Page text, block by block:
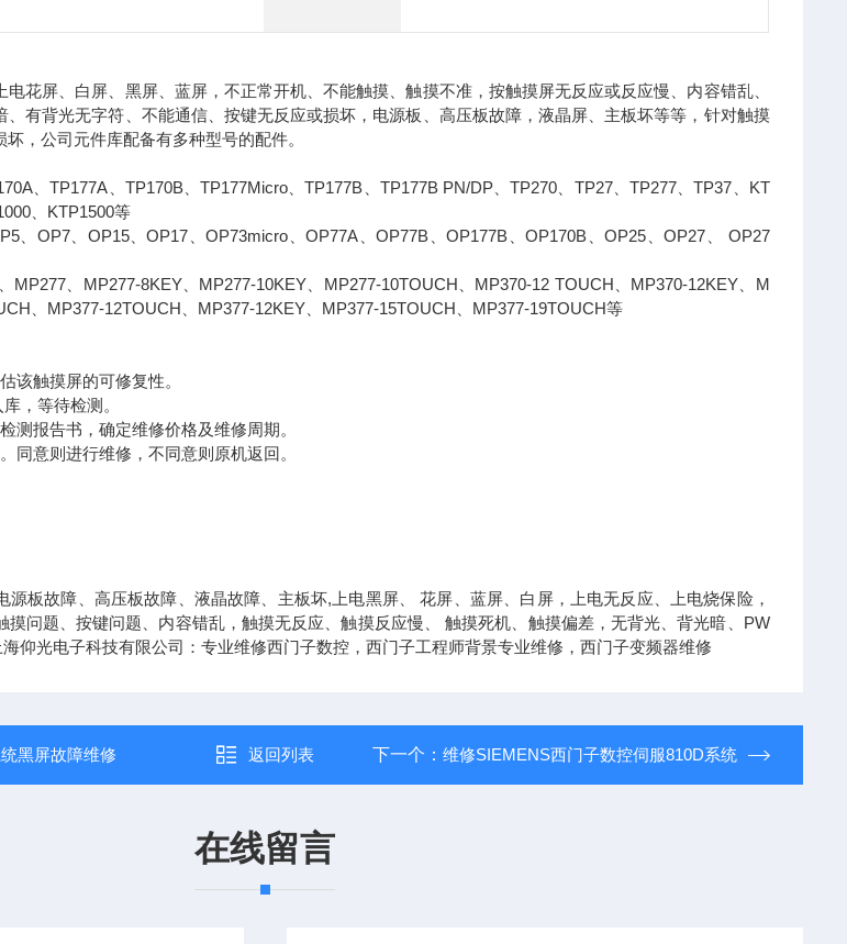
花屏、白屏、黑屏、蓝屏，不正常开机、不能触摸、触摸不准，按触摸屏无反应或反应慢、内容错乱、
、有背光无字符、不能通信、按键无反应或损坏，电源板、高压板故障，液晶屏、主板坏等等，针对触摸
，公司元件库配备有多种型号的配件。
、TP177A、TP170B、TP177Micro、TP177B、TP177B PN/DP、TP270、TP27、TP277、TP37、KT
、KTP1500等
、OP7、OP15、OP17、OP73micro、OP77A、OP77B、OP177B、OP170B、OP25、OP27、 OP27
MP277、MP277-8KEY、MP277-10KEY、MP277-10TOUCH、MP370-12 TOUCH、MP370-12KEY、M
、MP377-12TOUCH、MP377-12KEY、MP377-15TOUCH、MP377-19TOUCH等
该触摸屏的可修复性。
，等待检测。
测报告书，确定维修价格及维修周期。
同意则进行维修，不同意则原机返回。
源板故障、高压板故障、液晶故障、主板坏,上电黑屏、 花屏、蓝屏、白屏，上电无反应、上电烧保险，
摸问题、按键问题、内容错乱，触摸无反应、触摸反应慢、 触摸死机、触摸偏差，无背光、背光暗、PW
仰光电子科技有限公司：专业维修西门子数控，西门子工程师背景专业维修，西门子变频器维修
黑屏故障维修 返回列表 下一个： 维修SIEMENS西门子数控伺服810D系统
在线留言